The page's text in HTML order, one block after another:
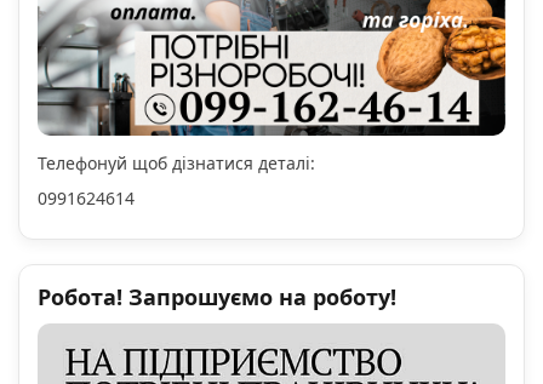
Телефонуй щоб дізнатися деталі:
0991624614
Робота! Запрошуємо на роботу!